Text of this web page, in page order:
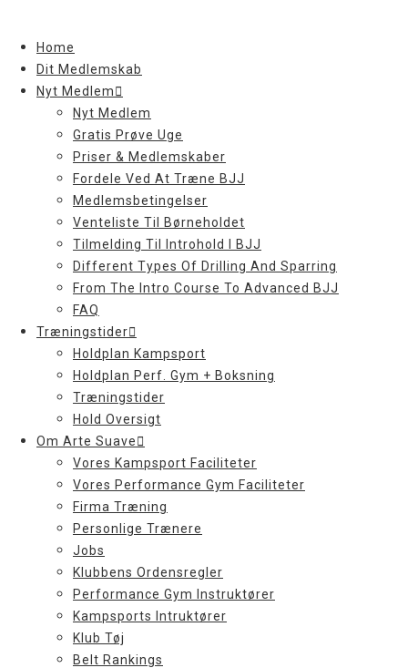
contentHome
Dit Medlemskab
Nyt Medlem
Nyt Medlem
Gratis Prøve Uge
Priser & Medlemskaber
Fordele Ved At Træne BJJ
Medlemsbetingelser
Venteliste Til Børneholdet
Tilmelding Til Introhold I BJJ
Different Types Of Drilling And Sparring
From The Intro Course To Advanced BJJ
FAQ
Træningstider
Holdplan Kampsport
Holdplan Perf. Gym + Boksning
Træningstider
Hold Oversigt
Om Arte Suave
Vores Kampsport Faciliteter
Vores Performance Gym Faciliteter
Firma Træning
Personlige Trænere
Jobs
Klubbens Ordensregler
Performance Gym Instruktører
Kampsports Intruktører
Klub Tøj
Belt Rankings